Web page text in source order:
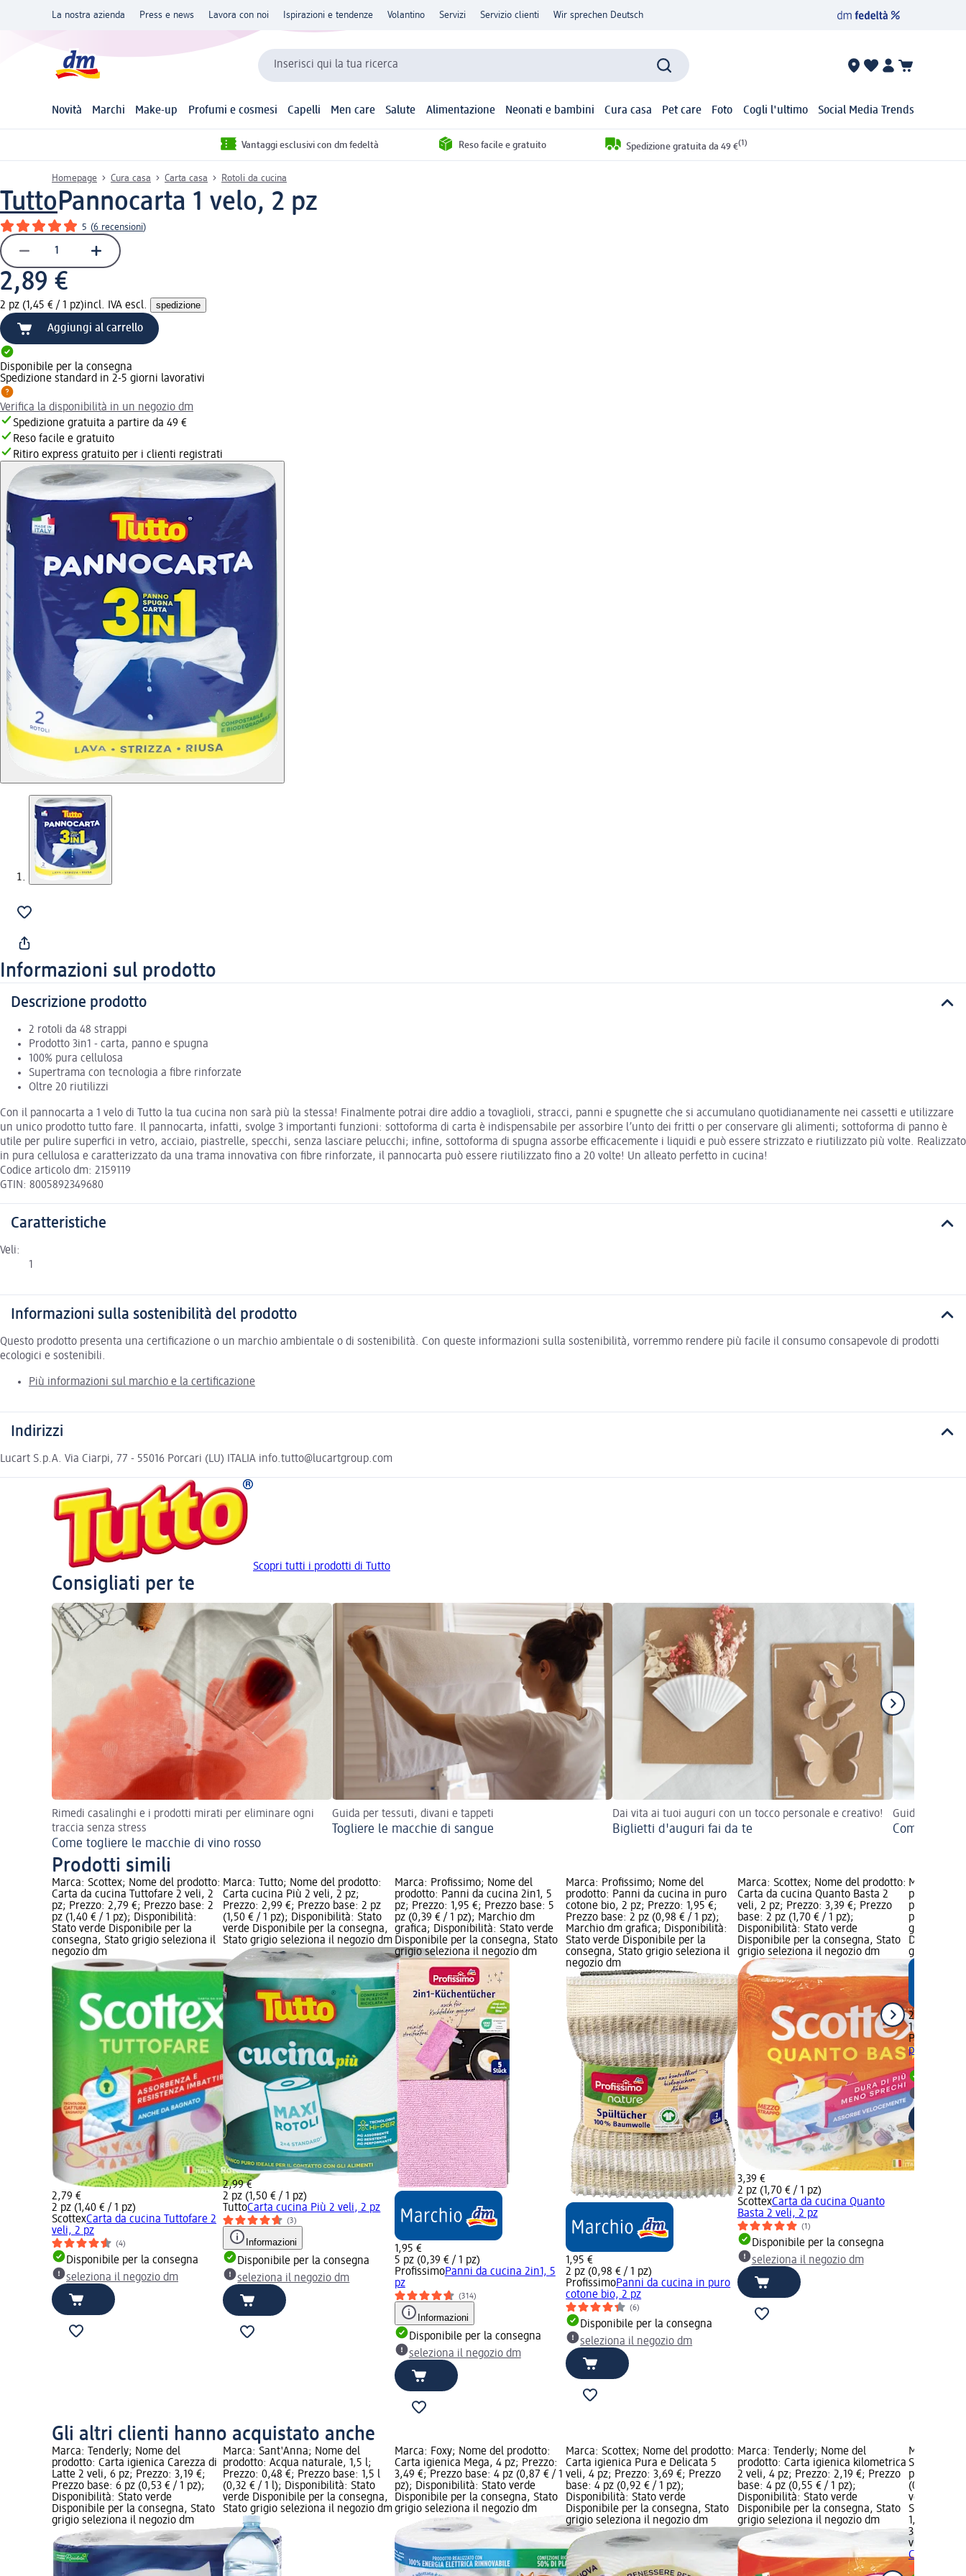
La nostra azienda Press e news Lavora con noi Ispirazioni e tendenze Volantino Servizi Servizio clienti Wir sprechen Deutsch
Inserisci qui la tua ricerca
Novità Marchi Make-up Profumi e cosmesi Capelli Men care Salute Alimentazione Neonati e bambini Cura casa Pet care Foto Cogli l'ultimo Social Media Trends
Vantaggi esclusivi con dm fedeltà Reso facile e gratuito Spedizione gratuita da 49 €(1)
Homepage Cura casa Carta casa Rotoli da cucina
TuttoPannocarta 1 velo, 2 pz
5 (6 recensioni)
2,89 €
2 pz (1,45 € / 1 pz)incl. IVA escl. spedizione
Aggiungi al carrello
Disponibile per la consegna
Spedizione standard in 2-5 giorni lavorativi
Verifica la disponibilità in un negozio dm
Spedizione gratuita a partire da 49 €
Reso facile e gratuito
Ritiro express gratuito per i clienti registrati
Informazioni sul prodotto
Descrizione prodotto
2 rotoli da 48 strappi
Prodotto 3in1 - carta, panno e spugna
100% pura cellulosa
Supertrama con tecnologia a fibre rinforzate
Oltre 20 riutilizzi
Con il pannocarta a 1 velo di Tutto la tua cucina non sarà più la stessa! Finalmente potrai dire addio a tovaglioli, stracci, panni e spugnette che si accumulano quotidianamente nei cassetti e utilizzare
un unico prodotto tutto fare. Il pannocarta, infatti, svolge 3 importanti funzioni: sottoforma di carta è indispensabile per assorbire l’unto dei fritti o per conservare gli alimenti; sottoforma di panno è
utile per pulire superfici in vetro, acciaio, piastrelle, specchi, senza lasciare pelucchi; infine, sottoforma di spugna assorbe efficacemente i liquidi e può essere strizzato e riutilizzato più volte. Realizzato
in pura cellulosa e caratterizzato da una trama innovativa con fibre rinforzate, il pannocarta può essere riutilizzato fino a 20 volte! Un alleato perfetto in cucina!
Codice articolo dm: 2159119
GTIN: 8005892349680
Caratteristiche
Veli:
1
Informazioni sulla sostenibilità del prodotto
Questo prodotto presenta una certificazione o un marchio ambientale o di sostenibilità. Con queste informazioni sulla sostenibilità, vorremmo rendere più facile il consumo consapevole di prodotti
ecologici e sostenibili.
Più informazioni sul marchio e la certificazione
Indirizzi
Lucart S.p.A. Via Ciarpi, 77 - 55016 Porcari (LU) ITALIA info.tutto@lucartgroup.com
Scopri tutti i prodotti di Tutto
Consigliati per te
Rimedi casalinghi e i prodotti mirati per eliminare ogni
traccia senza stress
Come togliere le macchie di vino rosso
Guida per tessuti, divani e tappeti
Togliere le macchie di sangue
Dai vita ai tuoi auguri con un tocco personale e creativo!
Biglietti d'auguri fai da te
Guida per
Come
Prodotti simili
Marca: Scottex; Nome del prodotto:
Carta da cucina Tuttofare 2 veli, 2
pz; Prezzo: 2,79 €; Prezzo base: 2
pz (1,40 € / 1 pz); Disponibilità:
Stato verde Disponibile per la
consegna, Stato grigio seleziona il
negozio dm
2,79 €
2 pz (1,40 € / 1 pz)
ScottexCarta da cucina Tuttofare 2
veli, 2 pz
(4)
Disponibile per la consegna
seleziona il negozio dm
Marca: Tutto; Nome del prodotto:
Carta cucina Più 2 veli, 2 pz;
Prezzo: 2,99 €; Prezzo base: 2 pz
(1,50 € / 1 pz); Disponibilità: Stato
verde Disponibile per la consegna,
Stato grigio seleziona il negozio dm
2,99 €
2 pz (1,50 € / 1 pz)
TuttoCarta cucina Più 2 veli, 2 pz
(3)
Informazioni
Disponibile per la consegna
seleziona il negozio dm
Marca: Profissimo; Nome del
prodotto: Panni da cucina 2in1, 5
pz; Prezzo: 1,95 €; Prezzo base: 5
pz (0,39 € / 1 pz); Marchio dm
grafica; Disponibilità: Stato verde
Disponibile per la consegna, Stato
grigio seleziona il negozio dm
1,95 €
5 pz (0,39 € / 1 pz)
ProfissimoPanni da cucina 2in1, 5
pz
(314)
Informazioni
Disponibile per la consegna
seleziona il negozio dm
Marca: Profissimo; Nome del
prodotto: Panni da cucina in puro
cotone bio, 2 pz; Prezzo: 1,95 €;
Prezzo base: 2 pz (0,98 € / 1 pz);
Marchio dm grafica; Disponibilità:
Stato verde Disponibile per la
consegna, Stato grigio seleziona il
negozio dm
1,95 €
2 pz (0,98 € / 1 pz)
ProfissimoPanni da cucina in puro
cotone bio, 2 pz
(6)
Disponibile per la consegna
seleziona il negozio dm
Marca: Scottex; Nome del prodotto:
Carta da cucina Quanto Basta 2
veli, 2 pz; Prezzo: 3,39 €; Prezzo
base: 2 pz (1,70 € / 1 pz);
Disponibilità: Stato verde
Disponibile per la consegna, Stato
grigio seleziona il negozio dm
3,39 €
2 pz (1,70 € / 1 pz)
ScottexCarta da cucina Quanto
Basta 2 veli, 2 pz
(1)
Disponibile per la consegna
seleziona il negozio dm
Marca:
prodotto:
pz; Prezzo:
pz (2,95 € /
grafica;
Disponibile
grigio
2,95 €
1 pz (2,95 €
Profissimo
pz
Gli altri clienti hanno acquistato anche
Marca: Tenderly; Nome del
prodotto: Carta igienica Carezza di
Latte 2 veli, 6 pz; Prezzo: 3,19 €;
Prezzo base: 6 pz (0,53 € / 1 pz);
Disponibilità: Stato verde
Disponibile per la consegna, Stato
grigio seleziona il negozio dm
Marca: Sant'Anna; Nome del
prodotto: Acqua naturale, 1,5 l;
Prezzo: 0,48 €; Prezzo base: 1,5 l
(0,32 € / 1 l); Disponibilità: Stato
verde Disponibile per la consegna,
Stato grigio seleziona il negozio dm
Marca: Foxy; Nome del prodotto:
Carta igienica Mega, 4 pz; Prezzo:
3,49 €; Prezzo base: 4 pz (0,87 € / 1
pz); Disponibilità: Stato verde
Disponibile per la consegna, Stato
grigio seleziona il negozio dm
Marca: Scottex; Nome del prodotto:
Carta igienica Pura e Delicata 5
veli, 4 pz; Prezzo: 3,69 €; Prezzo
base: 4 pz (0,92 € / 1 pz);
Disponibilità: Stato verde
Disponibile per la consegna, Stato
grigio seleziona il negozio dm
Marca: Tenderly; Nome del
prodotto: Carta igienica kilometrica
2 veli, 4 pz; Prezzo: 2,19 €; Prezzo
base: 4 pz (0,55 € / 1 pz);
Disponibilità: Stato verde
Disponibile per la consegna, Stato
grigio seleziona il negozio dm
Marca:
Spugna da
pz; Prezzo:
(0,40 € / 1
verde
Stato
1,19 €
3 pz (0,40 €
vileda
Crystal, 3 pz